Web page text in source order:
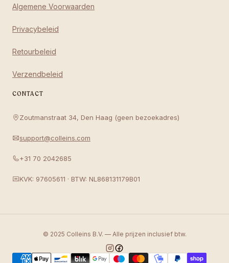
Algemene Voorwaarden
Privacybeleid
Retourbeleid
Verzendbeleid
CONTACT
Zoutmanstraat 34, Den Haag (geen bezoekadres)
support@colleins.com
+31 70 2042685
KVK: 97605611 · BTW: NL868131179B01
© 2025 Colleins B.V. — Alle prijzen inclusief btw.